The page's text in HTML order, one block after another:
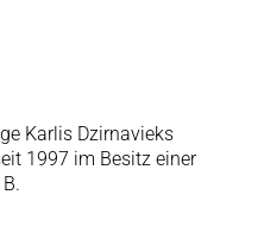
Karlis Dzirnavieks
1997 im Besitz einer